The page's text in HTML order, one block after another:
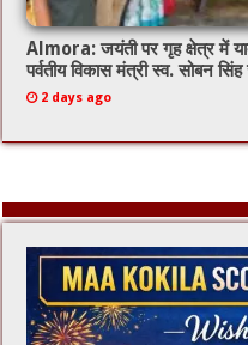
Almora: जयंती पर गृह क्षेत्र में
पर्वतीय विकास मंत्री स्व. सोबन सिंह
2 days ago